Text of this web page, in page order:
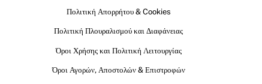
Πολιτική Απορρήτου & Cookies
Πολιτική Πλουραλισμού και Διαφάνειας
Όροι Χρήσης και Πολιτική Λειτουργίας
Όροι Αγορών, Αποστολών & Επιστροφών